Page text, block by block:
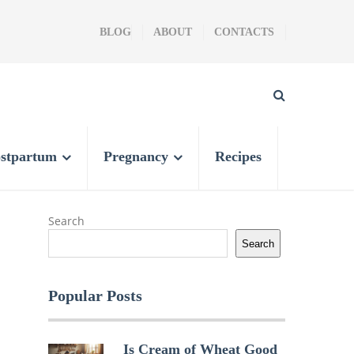
BLOG ABOUT CONTACTS
Pregnancy Recipes
Search
Search
Popular Posts
Is Cream of Wheat Good